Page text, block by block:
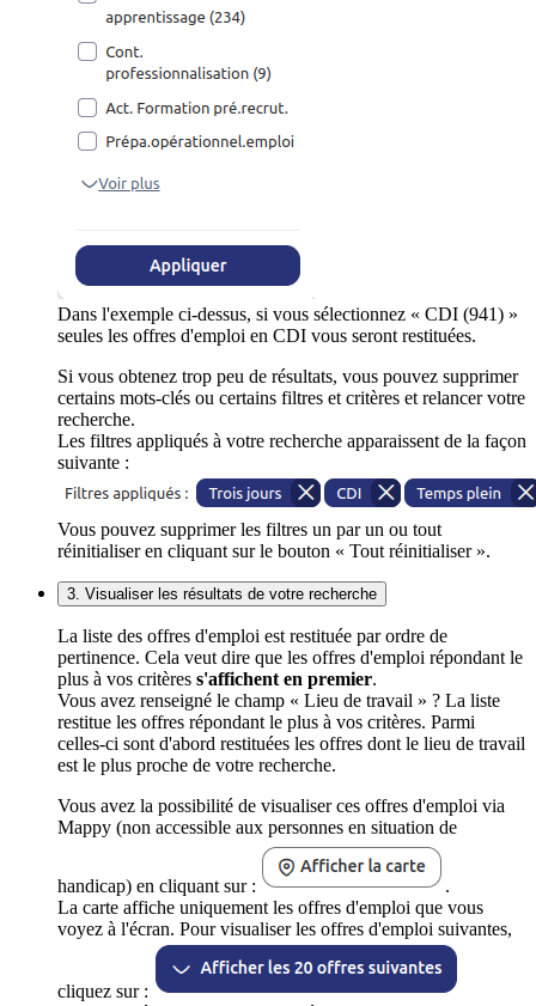
Dans l'exemple ci-dessus, si vous sélectionnez « CDI (941) »
seules les offres d'emploi en CDI vous seront restituées.
Si vous obtenez trop peu de résultats, vous pouvez supprimer
certains mots-clés ou certains filtres et critères et relancer votre
recherche.
Les filtres appliqués à votre recherche apparaissent de la façon
suivante :
Vous pouvez supprimer les filtres un par un ou tout
réinitialiser en cliquant sur le bouton « Tout réinitialiser ».
3. Visualiser les résultats de votre recherche
La liste des offres d'emploi est restituée par ordre de
pertinence. Cela veut dire que les offres d'emploi répondant le
plus à vos critères s'affichent en premier.
Vous avez renseigné le champ « Lieu de travail » ? La liste
restitue les offres répondant le plus à vos critères. Parmi
celles-ci sont d'abord restituées les offres dont le lieu de travail
est le plus proche de votre recherche.
Vous avez la possibilité de visualiser ces offres d'emploi via
Mappy (non accessible aux personnes en situation de
handicap) en cliquant sur :
.
La carte affiche uniquement les offres d'emploi que vous
voyez à l'écran. Pour visualiser les offres d'emploi suivantes,
cliquez sur :